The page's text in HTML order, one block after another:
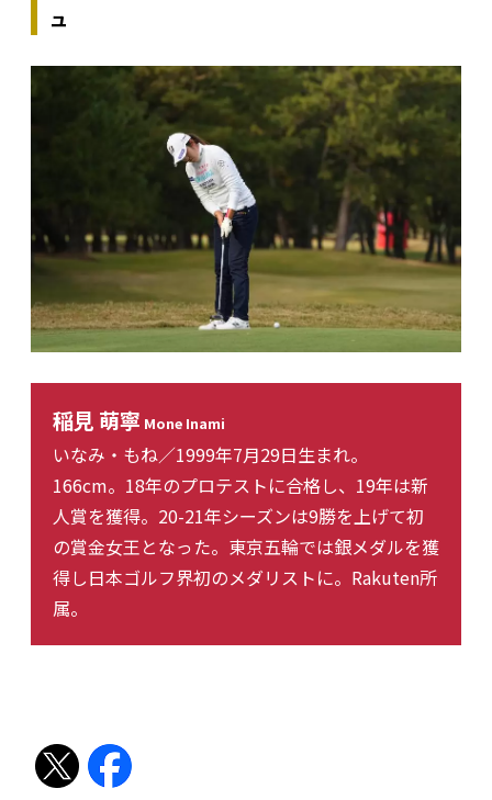
ュ
稲見 萌寧 Mone Inami
いなみ・もね／1999年7月29日生まれ。
166cm。18年のプロテストに合格し、19年は新
人賞を獲得。20-21年シーズンは9勝を上げて初
の賞金女王となった。東京五輪では銀メダルを獲
得し日本ゴルフ界初のメダリストに。Rakuten所
属。